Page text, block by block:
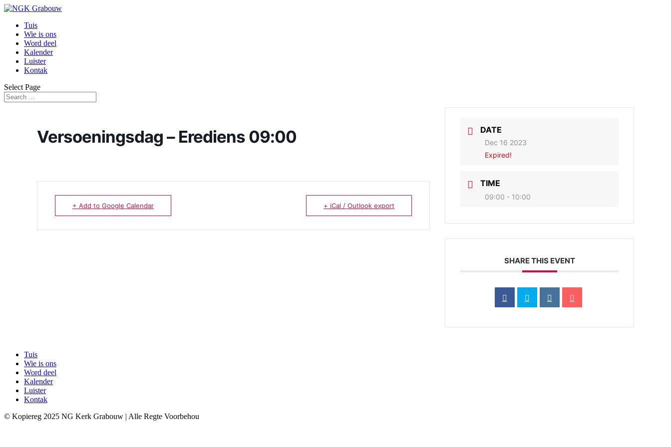
Tuis
Wie is ons
Word deel
Kalender
Luister
Kontak
Select Page
Versoeningsdag – Erediens 09:00
+ Add to Google Calendar + iCal / Outlook export
DATE
Dec 16 2023
Expired!
TIME
09:00 - 10:00
SHARE THIS EVENT
Tuis
Wie is ons
Word deel
Kalender
Luister
Kontak
© Kopiereg 2025 NG Kerk Grabouw | Alle Regte Voorbehou